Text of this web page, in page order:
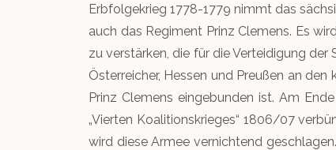
Erbfolgekrieg 1778-1779 nimmt das
auch das Regiment Prinz Clemens. Es
zu verstärken, die für die Verteidigung
Österreicher, Hessen und Preußen an
Prinz Clemens eingebunden ist. Am
„Vierten Koalitionskrieges“ 1806/07
wird diese Armee vernichtend